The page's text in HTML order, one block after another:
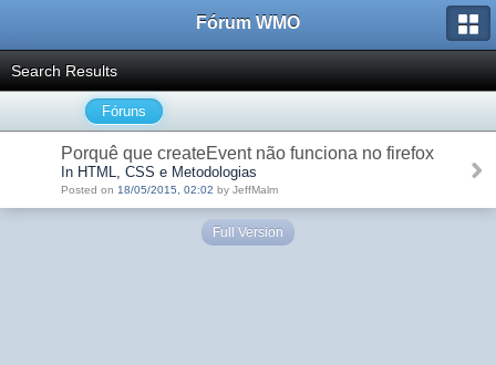
Fórum WMO
Search Results
Fóruns
Porquê que createEvent não funciona no firefox
In HTML, CSS e Metodologias
Posted on 18/05/2015, 02:02 by JeffMalm
Full Version